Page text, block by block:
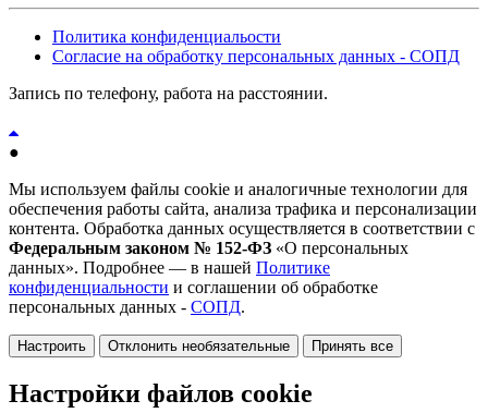
Политика конфиденциальости
Согласие на обработку персональных данных - СОПД
Запись по телефону, работа на расстоянии.
●
Мы используем файлы cookie и аналогичные технологии для
обеспечения работы сайта, анализа трафика и персонализации
контента. Обработка данных осуществляется в соответствии с
Федеральным законом № 152-ФЗ «О персональных
данных». Подробнее — в нашей Политике
конфиденциальности и соглашении об обработке
персональных данных - СОПД.
Настроить Отклонить необязательные Принять все
Настройки файлов cookie